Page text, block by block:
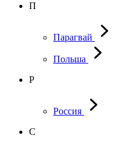
П
Парагвай
Польша
Р
Россия
С